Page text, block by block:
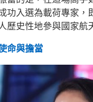
功入選為載荷專家，
歷史性地參與國家航
命與擔當